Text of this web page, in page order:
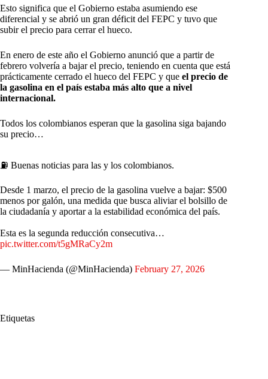
Esto significa que el Gobierno estaba asumiendo ese
diferencial y se abrió un gran déficit del FEPC y tuvo que
subir el precio para cerrar el hueco.
En enero de este año el Gobierno anunció que a partir de
febrero volvería a bajar el precio, teniendo en cuenta que está
prácticamente cerrado el hueco del FEPC y que el precio de
la gasolina en el país estaba más alto que a nivel
internacional.
Todos los colombianos esperan que la gasolina siga bajando
su precio…
⛽️ Buenas noticias para las y los colombianos.
Desde 1 marzo, el precio de la gasolina vuelve a bajar: $500
menos por galón, una medida que busca aliviar el bolsillo de
la ciudadanía y aportar a la estabilidad económica del país.
Esta es la segunda reducción consecutiva…
pic.twitter.com/t5gMRaCy2m
— MinHacienda (@MinHacienda) February 27, 2026
Etiquetas